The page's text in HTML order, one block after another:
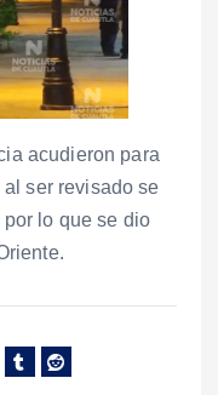
acudieron para
ser revisado se
lo que se dio